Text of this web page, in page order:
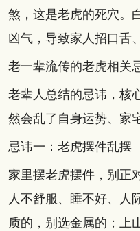
煞，这是老虎的死穴。
凶气，导致家人招口舌
老一辈流传的老虎相关
老辈人总结的忌讳，核
然会乱了自身运势、家
忌讳一：老虎摆件乱摆
家里摆老虎摆件，别正
人不舒服、睡不好、人
质的，别选金属的；上